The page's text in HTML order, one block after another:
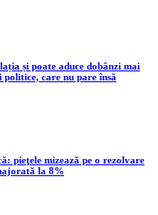
și poate aduce dobânzi mai
care nu pare însă
pieţele mizează pe o rezolvare
la 8%